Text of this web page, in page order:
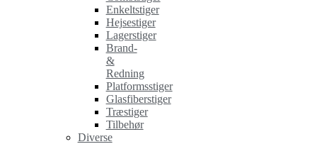
Enkeltstiger
Hejsestiger
Lagerstiger
Brand-
&
Redning
Platformsstiger
Glasfiberstiger
Træstiger
Tilbehør
Diverse